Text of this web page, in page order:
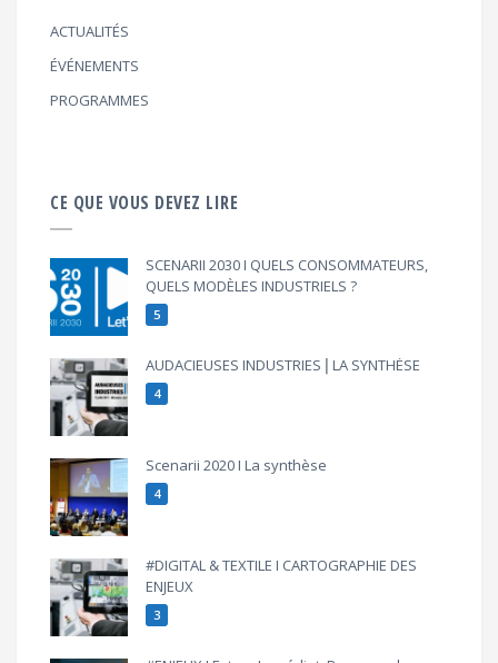
ACTUALITÉS
ÉVÉNEMENTS
PROGRAMMES
CE QUE VOUS DEVEZ LIRE
SCENARII 2030 I QUELS CONSOMMATEURS,
QUELS MODÈLES INDUSTRIELS ?
5
AUDACIEUSES INDUSTRIES⎪LA SYNTHÈSE
4
Scenarii 2020 I La synthèse
4
#DIGITAL & TEXTILE I CARTOGRAPHIE DES
ENJEUX
3